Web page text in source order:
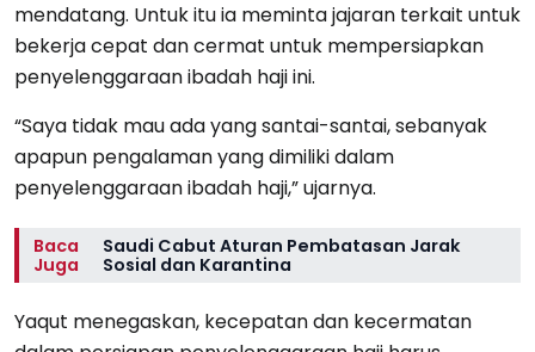
mendatang. Untuk itu ia meminta jajaran terkait untuk
bekerja cepat dan cermat untuk mempersiapkan
penyelenggaraan ibadah haji ini.
“Saya tidak mau ada yang santai-santai, sebanyak
apapun pengalaman yang dimiliki dalam
penyelenggaraan ibadah haji,” ujarnya.
Baca
Juga
Saudi Cabut Aturan Pembatasan Jarak
Sosial dan Karantina
Yaqut menegaskan, kecepatan dan kecermatan